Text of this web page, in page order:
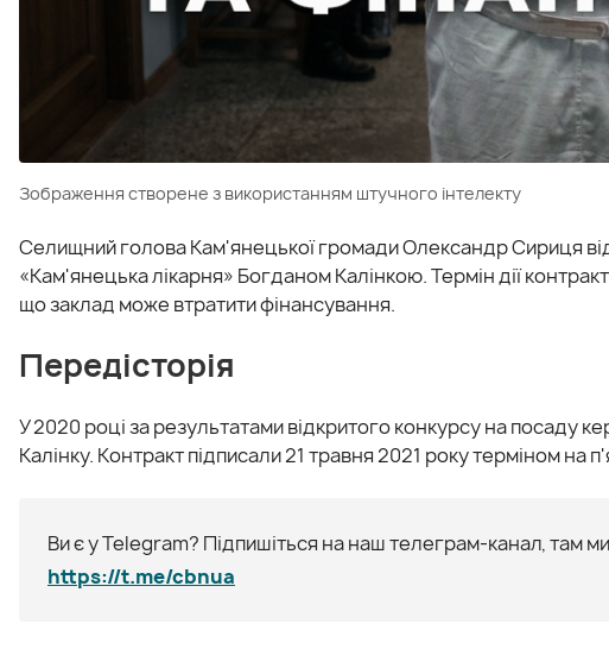
Зображення створене з використанням штучного інтелекту
Селищний голова Кам'янецької громади Олександр Сириця
«Кам'янецька лікарня» Богданом Калінкою. Термін дії
що заклад може втратити фінансування.
Передісторія
У 2020 році за результатами відкритого конкурсу на посаду
Калінку. Контракт підписали 21 травня 2021 року терміном на
Ви є у Telegram? Підпишіться на наш телеграм-канал, там
https://t.me/cbnua